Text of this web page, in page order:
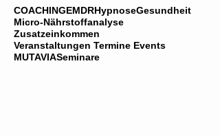
COACHINGEMDRHypnoseGesundheit
Micro-Nährstoffanalyse
Zusatzeinkommen
Veranstaltungen Termine Events
MUTAVIASeminare